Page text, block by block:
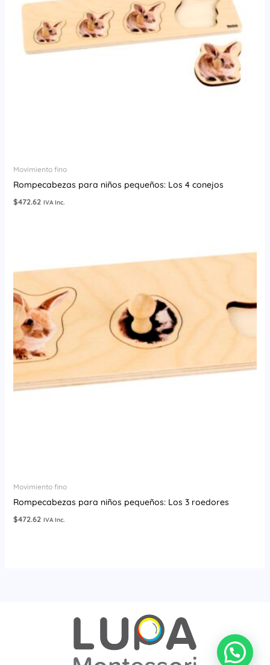
Movimiento fino
Rompecabezas para niños pequeños: Los 4 conejos
$472.62 IVA Inc.
Movimiento fino
Rompecabezas para niños pequeños: Los 3 roedores
$472.62 IVA Inc.